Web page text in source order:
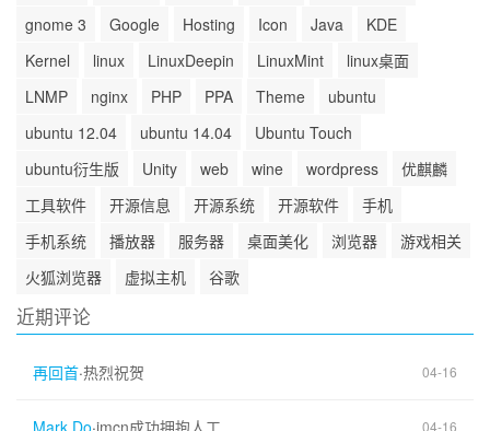
gnome 3
Google Hosting Icon Java
KDE
Kernel
linux LinuxDeepin LinuxMint
linux桌面
LNMP
nginx PHP PPA Theme
ubuntu
ubuntu 12.04
ubuntu 14.04
Ubuntu Touch
ubuntu衍生版
Unity web wine wordpress
优麒麟
工具软件
开源信息 开源系统 开源软件
手机
手机系统
播放器 服务器 桌面美化 浏览器
游戏相关
火狐浏览器
虚拟主机 谷歌
近期评论
再回首·热烈祝贺 04-16
Mark Do·imcn成功拥抱人工... 04-16